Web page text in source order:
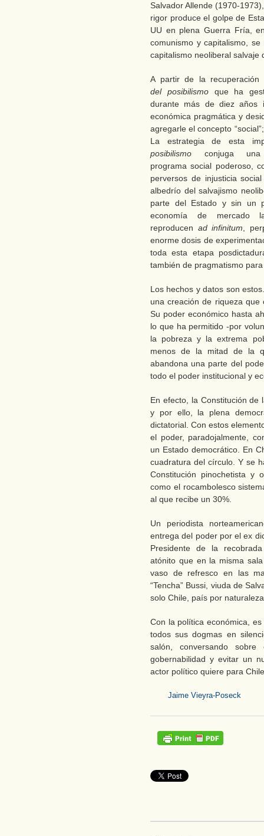
Salvador Allende (1970-
rigor produce el golpe de
UU en plena Guerra Fría,
comunismo y capitalismo,
capitalismo neoliberal
A partir de la
del posibilismoque ha
durante más de diez años
económica pragmática y
agregarle el concepto
La estrategia de esta
posibilismo conjuga
programa social poderoso,
perversos de injusticia
albedrío del salvajismo
parte del Estado y sin un
economía de mercado
reproducen ad infinitum ,
enorme dosis de
toda esta etapa
también de pragmatismo
Los hechos y datos son
una creación de riqueza
Su poder económico hasta
lo que ha permitido -por
la pobreza y la extrema
menos de la mitad de la
abandona una parte del
todo el poder institucional y
En efecto, la Constitución de
y por ello, la plena
dictatorial. Con estos
el poder, paradojalmente,
un Estado democrático. En
cuadratura del círculo. Y se
Constitución pinochetista y
como el rocambolesco
al que recibe un 30%.
Un periodista
entrega del poder por el ex
Presidente de la
atónito que en la misma
vaso de refresco en las
“Tencha” Bussi, viuda de
solo Chile, país por
Con la política económica,
todos sus dogmas en
salón, conversando
gobernabilidad y evitar un
actor político quiere para
Jaime Vieyra-Poseck